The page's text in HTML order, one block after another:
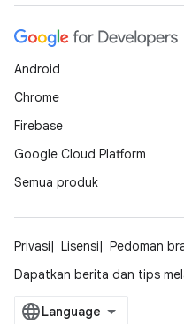
Android
Chrome
Firebase
Google Cloud Platform
Semua produk
Privasi Lisensi Pedoman
Dapatkan berita dan tips